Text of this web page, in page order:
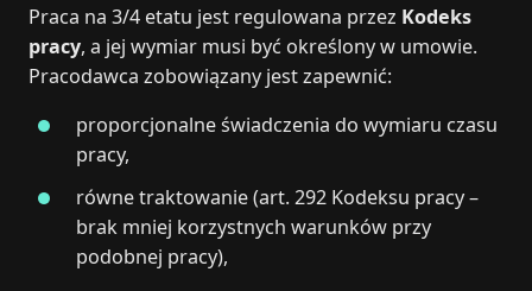
Praca na 3/4 etatu jest regulowana przez Kodeks
pracy, a jej wymiar musi być określony w umowie.
Pracodawca zobowiązany jest zapewnić:
proporcjonalne świadczenia do wymiaru czasu
pracy,
równe traktowanie (art. 292 Kodeksu pracy –
brak mniej korzystnych warunków przy
podobnej pracy),